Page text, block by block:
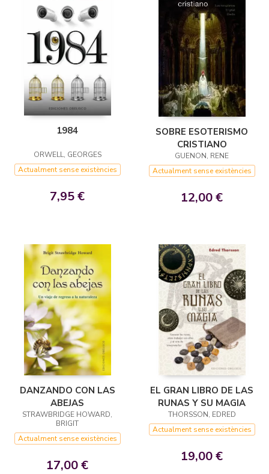
1984
ORWELL, GEORGES
Actualment sense existències
7,95 €
SOBRE ESOTERISMO
CRISTIANO
GUENON, RENE
Actualment sense existències
12,00 €
DANZANDO CON LAS
ABEJAS
STRAWBRIDGE HOWARD,
BRIGIT
Actualment sense existències
17,00 €
EL GRAN LIBRO DE LAS
RUNAS Y SU MAGIA
THORSSON, EDRED
Actualment sense existències
19,00 €